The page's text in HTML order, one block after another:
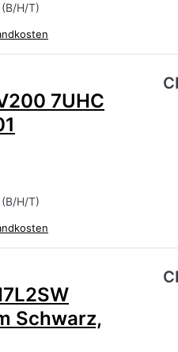
H/T)
liegen noch keine
7UHC
H/T)
liegen noch keine
Schwarz,